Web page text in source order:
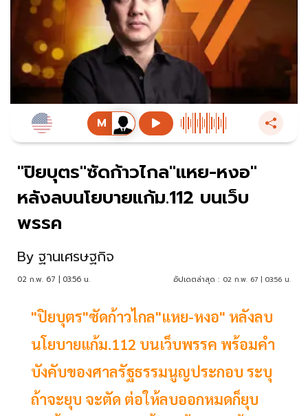
"ปิยบุตร"ซัดก้าวไกล"แหย-หงอ"
หลังลบนโยบายแก้ม.112 บนเว็บ
พรรค
By ฐานเศรษฐกิจ
02 ก.พ. 67 | 03:56 น. อัปเดตล่าสุด : 02 ก.พ. 67 | 03:56 น.
"ปิยบุตร"ซัดก้าวไกล"แหย-หงอ" หลังลบ
นโยบายแก้ม.112 บนเว็บพรรค พร้อมคำ
บังคับของศาลรัฐธรรมนูญประกอบ ระบุ
ถ้าจะยุบ จะตัด ต่อให้ลบออกหมดก็ยุบ